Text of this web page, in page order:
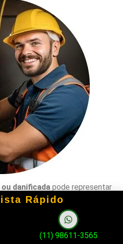
danificada pode representar
e para o
da fiação elétrica em Cotia
o sistema esteja dentro dos
Rápido
(11) 98611-3565